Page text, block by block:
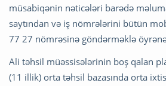
müsabiqənin nəticələri barədə
saytından və iş nömrələrini bütün
77 27 nömrəsinə göndərməklə
Ali təhsil müəssisələrinin boş qalan
(11 illik) orta təhsil bazasında orta